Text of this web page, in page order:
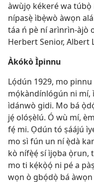
àwùjọ kékeré wa
nípasẹ̀ ìbẹ̀wò àwọn
táa ń pè ní arìnrìn-àjò
Herbert Senior, Albert
Àkókò Ìpinnu
Lọ́dún 1929, mo
mọ́kàndínlógún ni mí,
ìdánwò gidi. Mo bá
jẹ́ olóṣèlú. Ó wù mí,
fẹ́ mi. Ọdún tó ṣáájú
mo sì fún un ní ẹ̀dà
kò nífẹ̀ẹ́ sí ìjọba ọ̀run,
mo ti kẹ́kọ̀ọ́ ni pé a
wọn ò gbọ́dọ̀ bá